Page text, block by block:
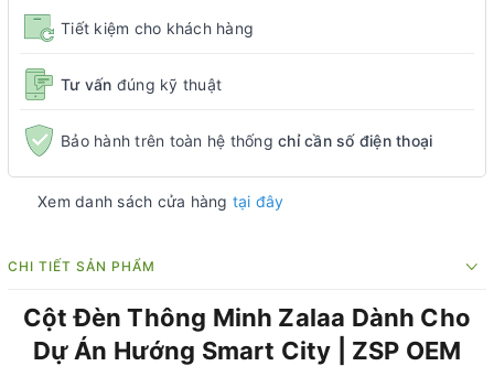
Tiết kiệm cho khách hàng
Tư vấn đúng kỹ thuật
Bảo hành trên toàn hệ thống chỉ cần số điện thoại
Xem danh sách cửa hàng tại đây
CHI TIẾT SẢN PHẨM
Cột Đèn Thông Minh Zalaa Dành Cho
Dự Án Hướng Smart City | ZSP OEM